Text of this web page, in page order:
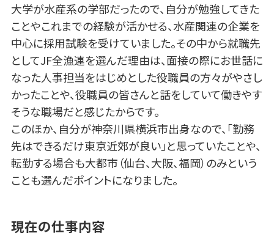
大学が水産系の学部だったので、自分が勉強してきた
ことやこれまでの経験が活かせる、水産関連の企業を
中心に採用試験を受けていました。その中から就職先
としてJF全漁連を選んだ理由は、面接の際にお世話に
なった人事担当をはじめとした役職員の方々がやさし
かったことや、役職員の皆さんと話をしていて働きやす
そうな職場だと感じたからです。
このほか、自分が神奈川県横浜市出身なので、「勤務
先はできるだけ東京近郊が良い」と思っていたことや、
転勤する場合も大都市（仙台、大阪、福岡）のみという
ことも選んだポイントになりました。
現在の仕事内容